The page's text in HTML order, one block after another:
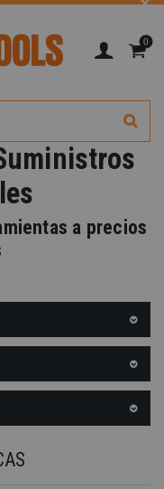
0
a precios